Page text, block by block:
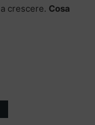
crescere. Cosa